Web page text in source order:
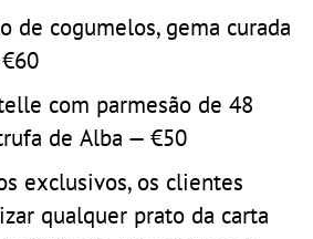
gema curada
parmesão de 48
de Alba — €50
exclusivos, os clientes
qualquer prato da carta